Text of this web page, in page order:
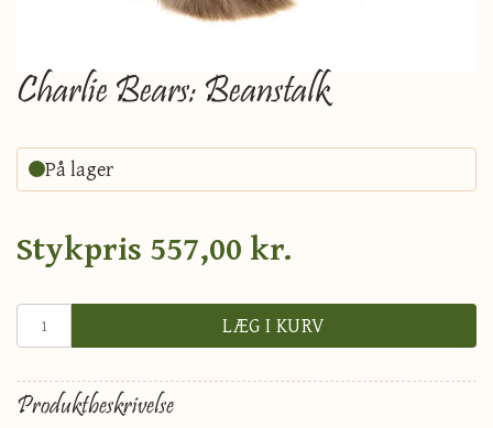
Charlie Bears: Beanstalk
På lager
Stykpris 557,00 kr.
LÆG I KURV
Produktbeskrivelse